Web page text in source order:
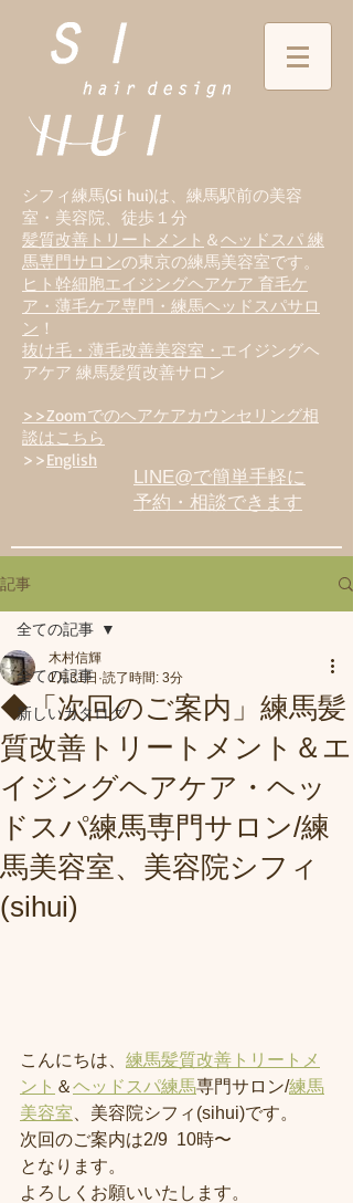
シフィ練馬(Si hui)は、 練馬駅前の美容
室・美容院、徒歩１分
髪質改善トリートメント ＆ヘッドスパ 練
馬専門サロンの東京の練馬美容室です。
ヒト幹細胞エイジングヘアケア 育毛ケ
ア・薄毛ケア専門・練馬ヘッドスパサロ
ン ！
抜け毛・薄毛改善美容室・ エイジングヘ
アケア 練馬髪質改善サロン
>>Zoomでのヘアケアカウンセリング相
談はこちら
>>English
LINE@で簡単手軽に
予約・相談できます
記事
全ての記事
新しいカタログ
全ての記事
◆「次回のご案内」練馬髪
質改善トリートメント＆エ
イジングヘアケア・ヘッ
ドスパ練馬専門サロン/練
馬美容室、美容院シフィ
(sihui)
木村信輝
1月31日 読了時間: 3分
こんにちは、 練馬髪質改善トリートメ
ント ＆ヘッドスパ練馬専門サロン/練馬
美容室 、美容院シフィ(sihui)です。
次回のご案内は2/9  10時〜
となります。
よろしくお願いいたします。